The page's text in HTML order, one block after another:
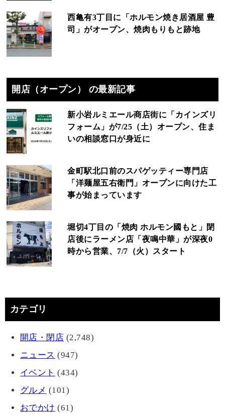
西亀有3丁目に「ホルモン焼き居酒屋 豊
司」がオープン、焼肉もりもと跡地
開店（オープン） の最新記事
新小岩ルミエール商店街に「カインズリ
フォーム」が7/25（土）オープン、住ま
いの相談窓口が身近に
金町駅北口前のスパゲッティー専門店
「洋麺屋五右衛門」オープンに向けた工
事が始まっています
堀切4丁目の「焼肉 ホルモン國もと」閉
店後にラーメン店「夜鳴中華」が深夜0
時から営業、7/7（火）スタート
カテゴリ
開店・閉店 (2,748)
ニュース (947)
イベント (434)
グルメ (101)
おでかけ (61)